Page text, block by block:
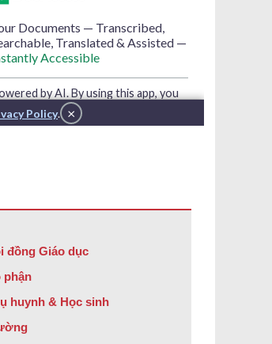
đồng Giáo dục
phận
huynh & Học sinh